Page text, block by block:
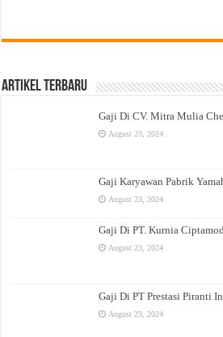
Artikel Terbaru
Gaji Di CV. Mitra Mulia
August 23, 2024
Gaji Karyawan Pabrik
August 23, 2024
Gaji Di PT. Kurnia
August 23, 2024
Gaji Di PT Prestasi Piranti
August 23, 2024